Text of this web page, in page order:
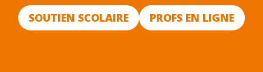
SOUTIEN SCOLAIRE PROFS EN LIGNE